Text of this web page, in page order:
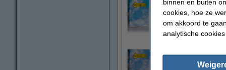
€ 32,50
Aanbieding:
cookies, hoe ze
om akkoord te
analytische